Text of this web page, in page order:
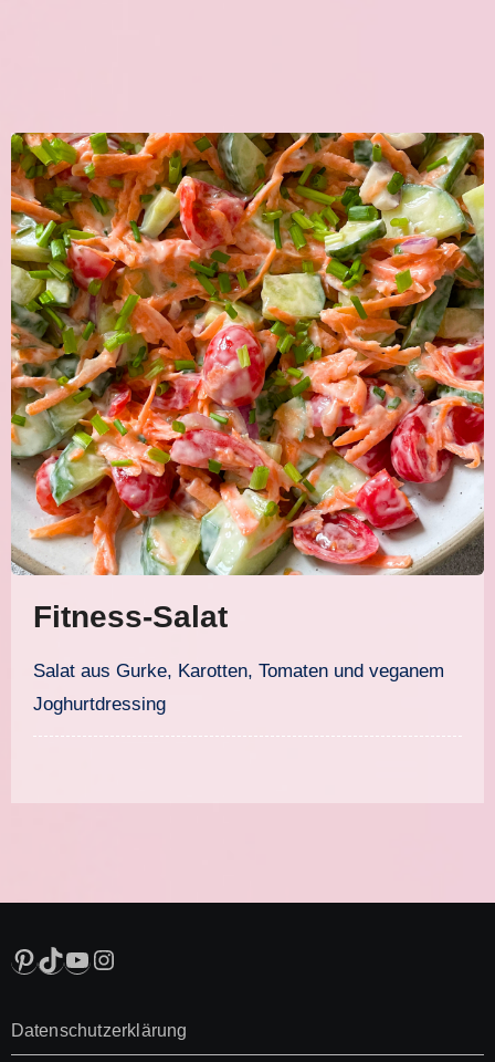
Fitness-Salat
Salat aus Gurke, Karotten, Tomaten und veganem
Joghurtdressing
Pinterest
TikTok
YouTube
Instagram
Datenschutzerklärung